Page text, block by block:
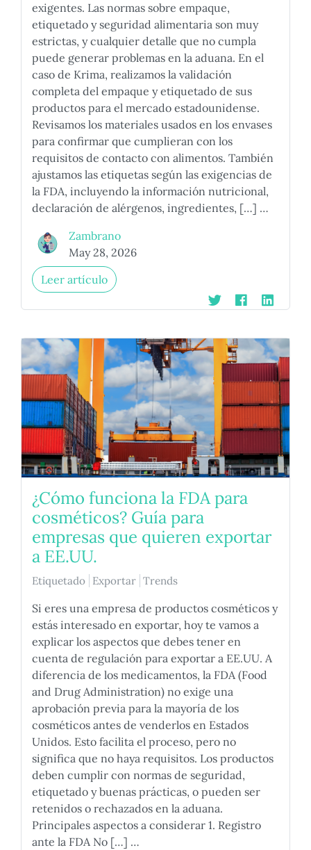
exigentes. Las normas sobre empaque,
etiquetado y seguridad alimentaria son muy
estrictas, y cualquier detalle que no cumpla
puede generar problemas en la aduana. En el
caso de Krima, realizamos la validación
completa del empaque y etiquetado de sus
productos para el mercado estadounidense.
Revisamos los materiales usados en los envases
para confirmar que cumplieran con los
requisitos de contacto con alimentos. También
ajustamos las etiquetas según las exigencias de
la FDA, incluyendo la información nutricional,
declaración de alérgenos, ingredientes, […] …
Zambrano
May 28, 2026
Leer artículo
¿Cómo funciona la FDA para
cosméticos? Guía para
empresas que quieren exportar
a EE.UU.
Etiquetado Exportar Trends
Si eres una empresa de productos cosméticos y
estás interesado en exportar, hoy te vamos a
explicar los aspectos que debes tener en
cuenta de regulación para exportar a EE.UU. A
diferencia de los medicamentos, la FDA (Food
and Drug Administration) no exige una
aprobación previa para la mayoría de los
cosméticos antes de venderlos en Estados
Unidos. Esto facilita el proceso, pero no
significa que no haya requisitos. Los productos
deben cumplir con normas de seguridad,
etiquetado y buenas prácticas, o pueden ser
retenidos o rechazados en la aduana.
Principales aspectos a considerar 1. Registro
ante la FDA No […] …